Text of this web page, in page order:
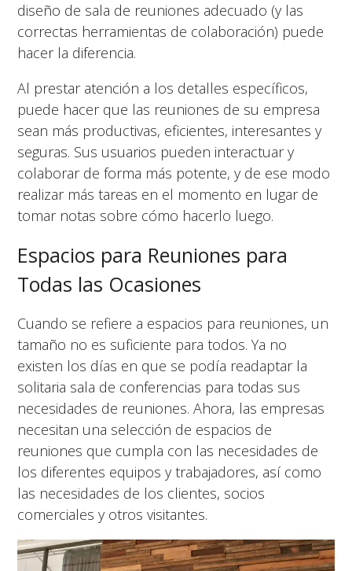
diseño de sala de reuniones adecuado (y las
correctas herramientas de colaboración) puede
hacer la diferencia.
Al prestar atención a los detalles específicos,
puede hacer que las reuniones de su empresa
sean más productivas, eficientes, interesantes y
seguras. Sus usuarios pueden interactuar y
colaborar de forma más potente, y de ese modo
realizar más tareas en el momento en lugar de
tomar notas sobre cómo hacerlo luego.
Espacios para Reuniones para
Todas las Ocasiones
Cuando se refiere a espacios para reuniones, un
tamaño no es suficiente para todos. Ya no
existen los días en que se podía readaptar la
solitaria sala de conferencias para todas sus
necesidades de reuniones. Ahora, las empresas
necesitan una selección de espacios de
reuniones que cumpla con las necesidades de
los diferentes equipos y trabajadores, así como
las necesidades de los clientes, socios
comerciales y otros visitantes.